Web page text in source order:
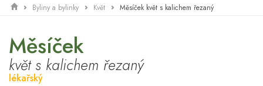
Byliny a bylinky Květ Měsíček květ s kalichem řezaný
Měsíček
květ s kalichem řezaný
lékařský